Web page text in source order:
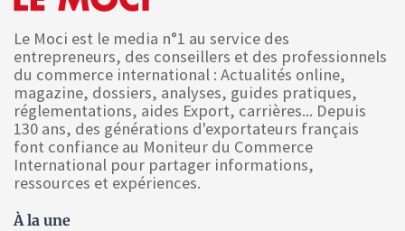
Le Moci est le media n°1 au service des
entrepreneurs, des conseillers et des professionnels
du commerce international : Actualités online,
magazine, dossiers, analyses, guides pratiques,
réglementations, aides Export, carrières... Depuis
130 ans, des générations d'exportateurs français
font confiance au Moniteur du Commerce
International pour partager informations,
ressources et expériences.
À la une